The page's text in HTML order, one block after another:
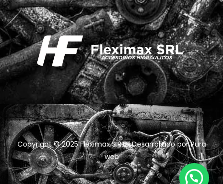
Copyright © 2025 Fleximax S.R.L | Desarrollado porPura
web